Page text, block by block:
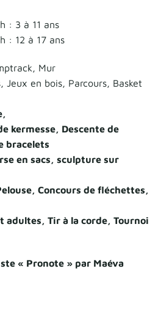
: 3 à 11 ans
: 12 à 17 ans
Mur
Jeux en bois, Parcours, Basket
kermesse, Descente de
bracelets
en sacs, sculpture sur
Concours de fléchettes,
adultes, Tir à la corde, Tournoi
« Pronote » par Maéva